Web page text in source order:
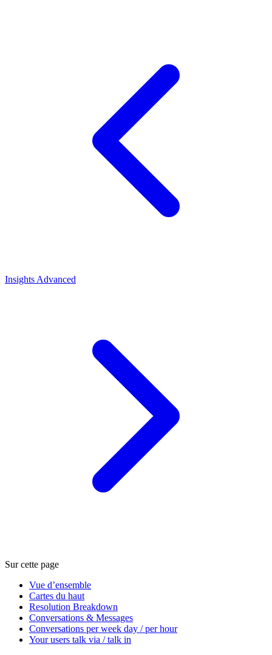
Insights Advanced
Sur cette page
Vue d’ensemble
Cartes du haut
Resolution Breakdown
Conversations & Messages
Conversations per week day / per hour
Your users talk via / talk in